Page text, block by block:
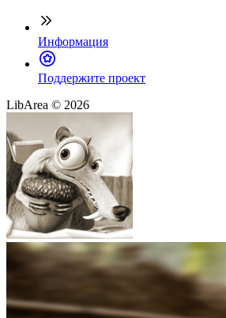
Информация
Поддержите проект
LibArea © 2026